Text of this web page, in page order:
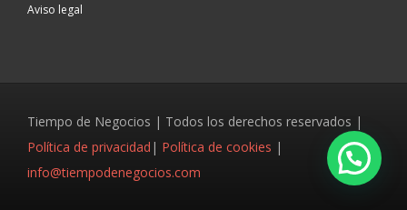
Aviso legal
Tiempo de Negocios | Todos los derechos reservados |
Política de privacidad | Política de cookies |
info@tiempodenegocios.com